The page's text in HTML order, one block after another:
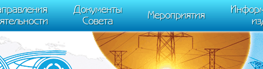
j++) {if (document.scripts[j].src === r) { return; }}
"ym"); ym(95911708, "init", { clickmap:true, trackLinks:true,
Документы
Совета
Мероприятия